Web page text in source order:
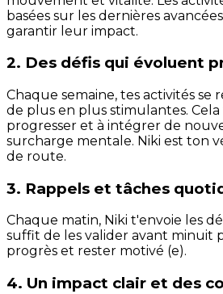
basées sur les dernières
garantir leur impact.
2. Des défis qui évoluent
Chaque semaine, tes activités
de plus en plus stimulantes.
progresser et à intégrer de
surcharge mentale. Niki est ton
de route.
3. Rappels et tâches
Chaque matin, Niki t'envoie les
suffit de les valider avant minuit
progrès et rester motivé (e).
4. Un impact clair et des